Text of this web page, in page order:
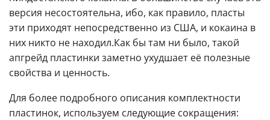
версия несостоятельна, ибо, как правило, пласты
эти приходят непосредственно из США, и кокаина в
них никто не находил.Как бы там ни было, такой
апгрейд пластинки заметно ухудшает её полезные
свойства и ценность.
Для более подробного описания комплектности
пластинок, используем следующие сокращения: